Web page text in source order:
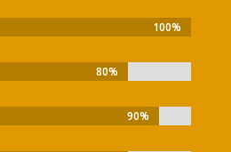
100%
100%
80%
80%
90%
90%